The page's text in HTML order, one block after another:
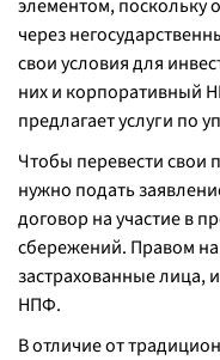
элементом, поскольку
через
свои условия для
них и корпоративный
предлагает услуги по
Чтобы перевести свои
нужно подать
договор на участие в
сбережений. Правом
застрахованные
НПФ.
В отличие от